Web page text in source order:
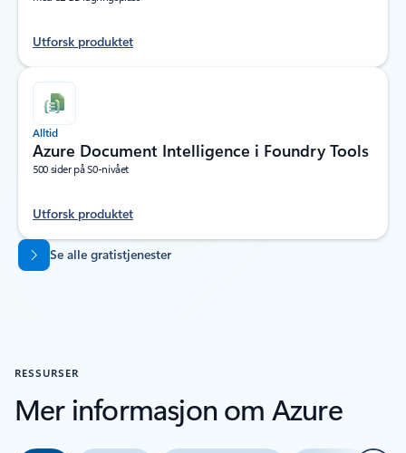
Utforsk produktet
Alltid
Azure Document Intelligence i Foundry Tools
500 sider på S0-nivået
Utforsk produktet
Tilbake til faner
Se alle gratistjenester
RESSURSER
Mer informasjon om Azure